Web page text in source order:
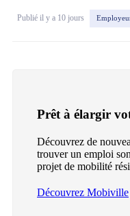
Publié il y a 10 jours
Prêt à élargir
Découvrez de
trouver un emploi
projet de mobilité
Découvrez Mobiville